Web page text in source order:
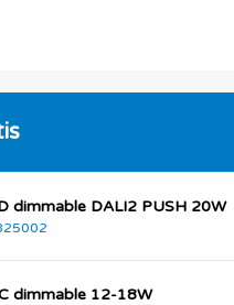
dimmable DALI2 PUSH 20W
dimmable 12-18W